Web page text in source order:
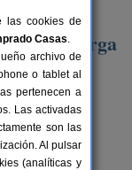
de Pisuerga
las cookies de
Casas.
archivo de
o tablet al
pertenecen a
Las activadas
son las
Al pulsar
(analíticas y